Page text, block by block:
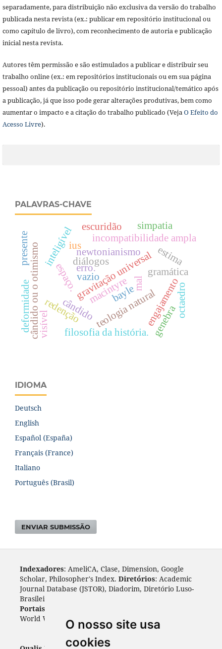
O nosso site usa
cookies
separadamente, para distribuição não exclusiva da versão do trabalho
publicada nesta revista (ex.: publicar em repositório institucional ou
como capítulo de livro), com reconhecimento de autoria e publicação
inicial nesta revista.
Autores têm permissão e são estimulados a publicar e distribuir seu
trabalho online (ex.: em repositórios institucionais ou em sua página
pessoal) antes da publicação ou repositório institucional/temático após
a publicação, já que isso pode gerar alterações produtivas, bem como
aumentar o impacto e a citação do trabalho publicado (VejaO Efeito do
Acesso Livre).
PALAVRAS-CHAVE
mal
teologia natural
gravitação universal
espaço.vazio
newtonianismo
filosofia da história.
cândido engajamento
erro.
redenção
bayle
cândido ou o otimismo genebra
diálogos
gramática
incompatibilidade ampla
octaedro
inteligível
visível
escuridão
deformidade
presente
macintyre
ius estima
simpatia
IDIOMA
Deutsch
English
Español (España)
Français (France)
Italiano
Português (Brasil)
ENVIAR SUBMISSÃO
Indexadores: AmeliCA, Clase, Dimension, Google
Scholar, Philosopher's Index. Diretórios: Academic
Journal Database (JSTOR), Diadorim, Diretório Luso-
Brasileiro, DOAJ, Journal 4 free, ROAD, Socol@ar.
Portais
World Wide Science.
: Cite Factor, OAJI.